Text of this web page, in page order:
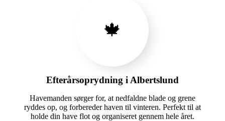
🍁
Efterårsoprydning i Albertslund
Havemanden sørger for, at nedfaldne blade og grene
ryddes op, og forbereder haven til vinteren. Perfekt til at
holde din have flot og organiseret gennem hele året.